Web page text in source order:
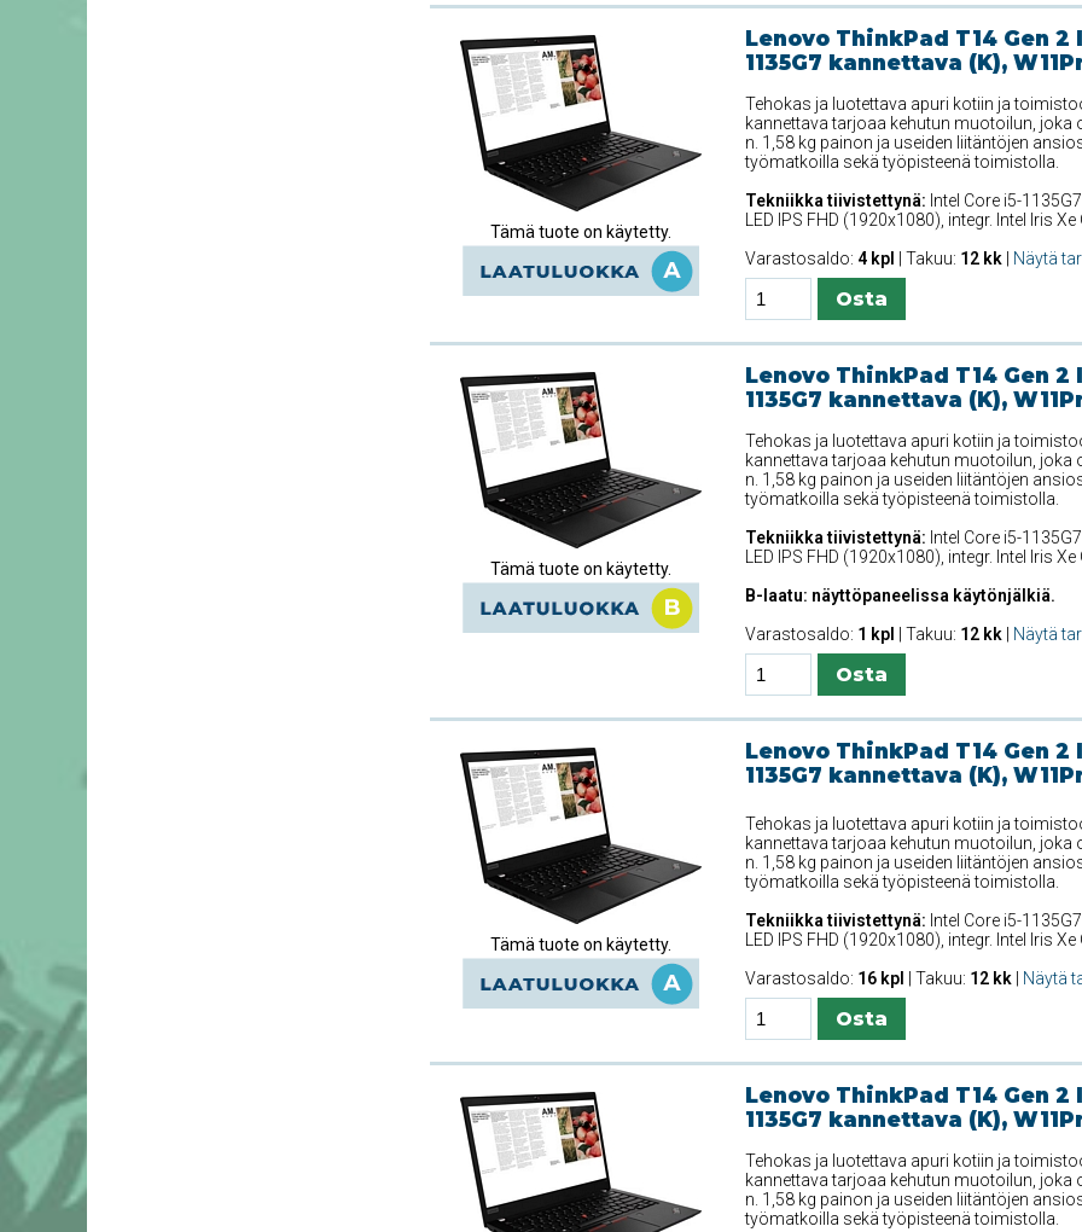
Tämä tuote on käytetty.
Lenovo ThinkPad T14 Gen 2
1135G7 kannettava (K),
Tehokas ja luotettava apuri kotiin ja
kannettava tarjoaa kehutun muotoilun, joka
n. 1,58 kg painon ja useiden liitäntöjen
työmatkoilla sekä työpisteenä toimistolla.
Tekniikka tiivistettynä: Intel Core i5-
LED IPS FHD (1920x1080), integr. Intel Iris
Varastosaldo: 4 kpl | Takuu: 12 kk| Näytä
Tämä tuote on käytetty.
Lenovo ThinkPad T14 Gen 2
1135G7 kannettava (K),
Tehokas ja luotettava apuri kotiin ja
kannettava tarjoaa kehutun muotoilun, joka
n. 1,58 kg painon ja useiden liitäntöjen
työmatkoilla sekä työpisteenä toimistolla.
Tekniikka tiivistettynä: Intel Core i5-
LED IPS FHD (1920x1080), integr. Intel Iris
B-laatu: näyttöpaneelissa käytönjälkiä.
Varastosaldo: 1 kpl | Takuu: 12 kk| Näytä
Tämä tuote on käytetty.
Lenovo ThinkPad T14 Gen 2
1135G7 kannettava (K),
Tehokas ja luotettava apuri kotiin ja
kannettava tarjoaa kehutun muotoilun, joka
n. 1,58 kg painon ja useiden liitäntöjen
työmatkoilla sekä työpisteenä toimistolla.
Tekniikka tiivistettynä: Intel Core i5-
LED IPS FHD (1920x1080), integr. Intel Iris
Varastosaldo: 16 kpl | Takuu: 12 kk| Näytä
Lenovo ThinkPad T14 Gen 2
1135G7 kannettava (K),
Tehokas ja luotettava apuri kotiin ja
kannettava tarjoaa kehutun muotoilun, joka
n. 1,58 kg painon ja useiden liitäntöjen
työmatkoilla sekä työpisteenä toimistolla.